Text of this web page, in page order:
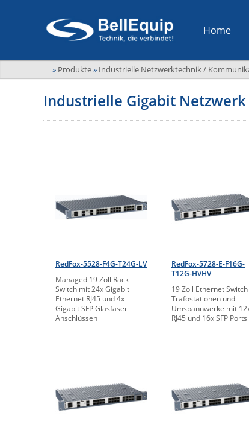
Home
» Produkte» Industrielle Netzwerktechnik /
Industrielle Gigabit Netzwerk
RedFox-5528-F4G-T24G-LV
Managed 19 Zoll Rack
Switch mit 24x Gigabit
Ethernet RJ45 und 4x
Gigabit SFP Glasfaser
Anschlüssen
RedFox-5728-E-F16G-
T12G-HVHV
19 Zoll Ethernet
Trafostationen und
Umspannwerke mit
RJ45 und 16x SFP Ports